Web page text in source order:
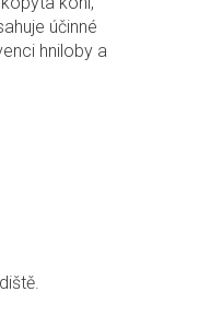
účinné
hniloby a